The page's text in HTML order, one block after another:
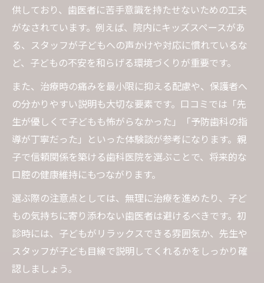
供しており、歯医者に苦手意識を持たせないための工夫
がなされています。例えば、院内にキッズスペースがあ
る、スタッフが子どもへの声かけや対応に慣れているな
ど、子どもの不安を和らげる環境づくりが重要です。
また、治療時の痛みを最小限に抑える配慮や、保護者へ
の分かりやすい説明も大切な要素です。口コミでは「先
生が優しくて子どもも怖がらなかった」「予防歯科の指
導が丁寧だった」といった体験談が参考になります。親
子で信頼関係を築ける歯科医院を選ぶことで、将来的な
口腔の健康維持にもつながります。
選ぶ際の注意点としては、無理に治療を進めたり、子ど
もの気持ちに寄り添わない歯医者は避けるべきです。初
診時には、子どもがリラックスできる雰囲気か、先生や
スタッフが子ども目線で説明してくれるかをしっかり確
認しましょう。